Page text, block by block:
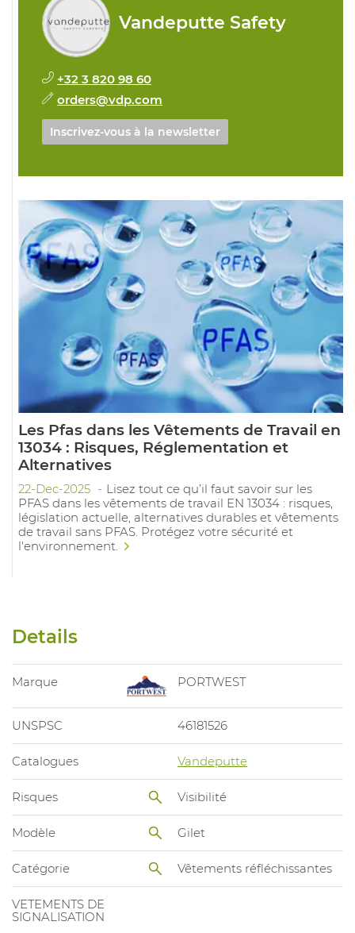
Vandeputte Safety
+32 3 820 98 60
orders@vdp.com
Inscrivez-vous à la newsletter
Les Pfas dans les Vêtements de Travail en
13034 : Risques, Réglementation et
Alternatives
22-Dec-2025
Lisez tout ce qu’il faut savoir sur les
PFAS dans les vêtements de travail EN 13034 : risques,
législation actuelle, alternatives durables et vêtements
de travail sans PFAS. Protégez votre sécurité et
l'environnement.
Details
Marque PORTWEST
UNSPSC 46181526
Catalogues Vandeputte
Risques Visibilité
Modèle Gilet
Catégorie Vêtements réfléchissantes
VETEMENTS DE
SIGNALISATION